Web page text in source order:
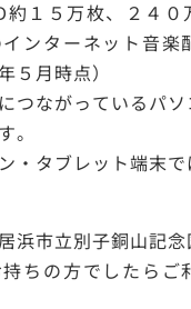
約１５万枚、２４
ンターネット音楽
５月時点）
つながっているパ
。
・タブレット端末で
浜市立別子銅山記
ちの方でしたらご